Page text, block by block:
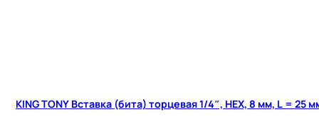
KING TONY Вставка (бита) торцевая 1/4″, HEX, 8 мм, L = 25